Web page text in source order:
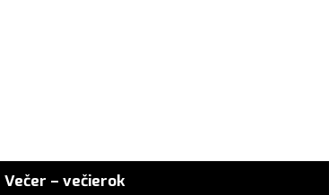
Večer – večierok